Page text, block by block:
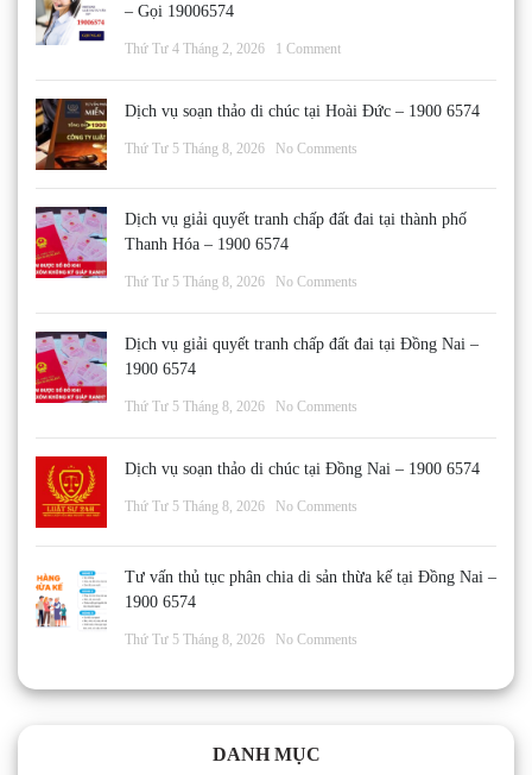
– Gọi 19006574
Thứ Tư 4 Tháng 2, 2026 1 Comment
Dịch vụ soạn thảo di chúc tại Hoài Đức – 1900 6574
Thứ Tư 5 Tháng 8, 2026 No Comments
Dịch vụ giải quyết tranh chấp đất đai tại thành phố
Thanh Hóa – 1900 6574
Thứ Tư 5 Tháng 8, 2026 No Comments
Dịch vụ giải quyết tranh chấp đất đai tại Đồng Nai –
1900 6574
Thứ Tư 5 Tháng 8, 2026 No Comments
Dịch vụ soạn thảo di chúc tại Đồng Nai – 1900 6574
Thứ Tư 5 Tháng 8, 2026 No Comments
Tư vấn thủ tục phân chia di sản thừa kế tại Đồng Nai –
1900 6574
Thứ Tư 5 Tháng 8, 2026 No Comments
DANH MỤC